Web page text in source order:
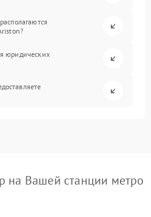
юридических
на Вашей станции метро